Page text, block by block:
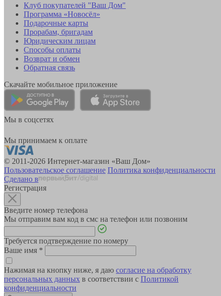
Клуб покупателей "Ваш Дом"
Программа «Новосёл»
Подарочные карты
Прорабам, бригадам
Юридическим лицам
Способы оплаты
Возврат и обмен
Обратная связь
Скачайте мобильное приложение
Мы в соцсетях
Мы принимаем к оплате
© 2011-2026 Интернет-магазин «Ваш Дом»
Пользовательское соглашение Политика конфиденциальности
Сделано в
Регистрация
Введите номер телефона
Мы отправим вам код в смс на телефон или позвоним
Требуется подтверждение по номеру
Ваше имя *
Нажимая на кнопку ниже, я даю согласие на обработку
персональных данных в соответствии с Политикой
конфиденциальности